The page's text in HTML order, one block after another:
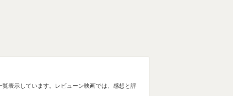
表示しています。レビューン映画では、感想と評